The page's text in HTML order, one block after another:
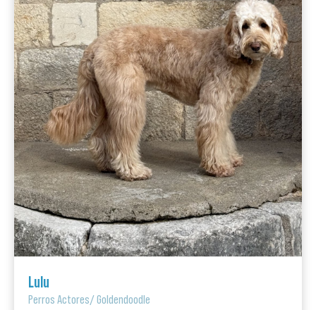
Lulu
Perros Actores/Goldendoodle